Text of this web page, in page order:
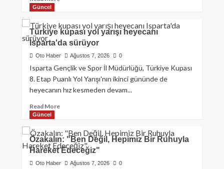
Güncel
Türkiye kupası yol yarışı heyecanı
Isparta'da sürüyor
Oto Haber Ağustos 7, 2026 0
Isparta Gençlik ve Spor İl Müdürlüğü, Türkiye Kupası
8. Etap Puanlı Yol Yarışı'nın ikinci gününde de
heyecanın hız kesmeden devam...
Read More
Güncel
Özakalın: "Ben Değil, Hepimiz Bir Ruhuyla
Hareket Edeceğiz"
Oto Haber Ağustos 7, 2026 0